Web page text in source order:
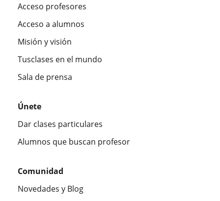
Acceso profesores
Acceso a alumnos
Misión y visión
Tusclases en el mundo
Sala de prensa
Únete
Dar clases particulares
Alumnos que buscan profesor
Comunidad
Novedades y Blog